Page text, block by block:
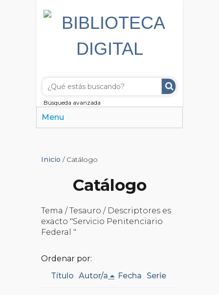
Búsqueda avanzada
Menu
Inicio / Catálogo
Catálogo
Tema / Tesauro / Descriptores es
exacto "Servicio Penitenciario
Federal "
Ordenar por:
Título Autor/a Fecha Serie